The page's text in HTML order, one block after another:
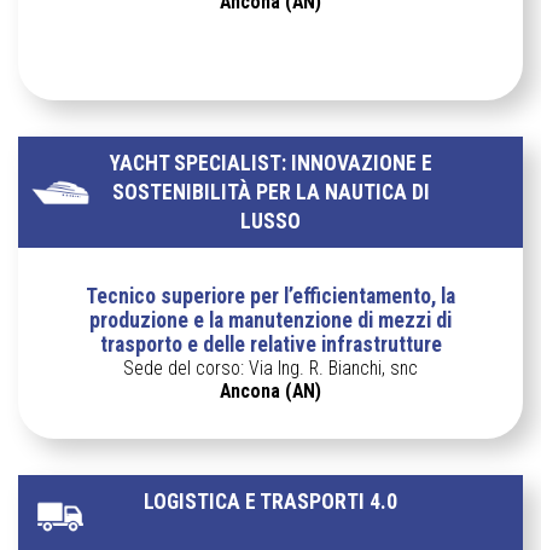
YACHT SPECIALIST: INNOVAZIONE E
SOSTENIBILITÀ PER LA NAUTICA DI
LUSSO
Tecnico superiore per l’efficientamento, la
produzione e la manutenzione di mezzi di
trasporto e delle relative infrastrutture
Sede del corso: Via Ing. R. Bianchi, snc
Ancona (AN)
LOGISTICA E TRASPORTI 4.0